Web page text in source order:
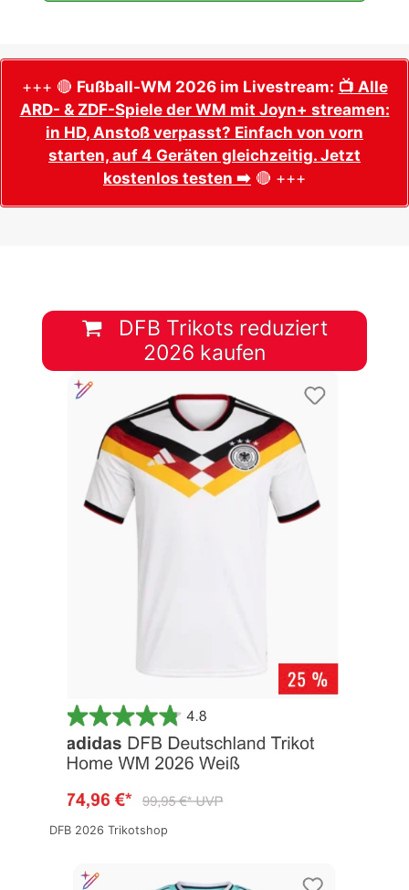
+++ 🔴 Fußball-WM 2026 im Livestream: 📺 Alle
ARD- & ZDF-Spiele der WM mit Joyn+ streamen:
in HD, Anstoß verpasst? Einfach von vorn
starten, auf 4 Geräten gleichzeitig. Jetzt
kostenlos testen ➡️ 🔴 +++
DFB Trikots reduziert
2026 kaufen
DFB 2026 Trikotshop